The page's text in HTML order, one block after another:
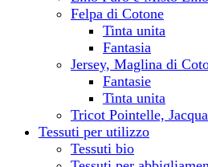
Felpa di Cotone
Tinta unita
Fantasia
Jersey, Maglina di
Fantasie
Tinta unita
Tricot Pointelle,
Tessuti per utilizzo
Tessuti bio